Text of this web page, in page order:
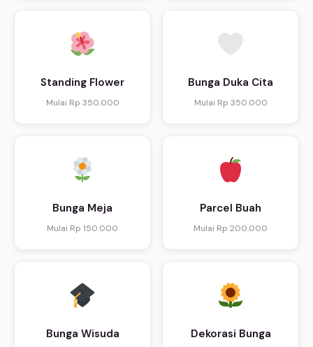
Standing Flower
Mulai Rp 350.000
Bunga Duka Cita
Mulai Rp 350.000
Bunga Meja
Mulai Rp 150.000
Parcel Buah
Mulai Rp 200.000
Bunga Wisuda Dekorasi Bunga